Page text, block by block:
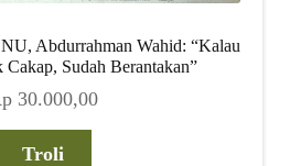
Abdurrahman Wahid: “Kalau
Sudah Berantakan”
30.000,00
Troli